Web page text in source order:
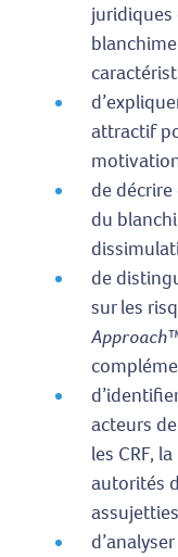
attractif
de
du
de
sur les
acteurs
les CRF,
autorités